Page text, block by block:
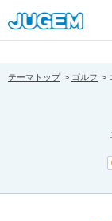
[pear_error:
prefix="" info=""]
テーマトップ ゴルフ